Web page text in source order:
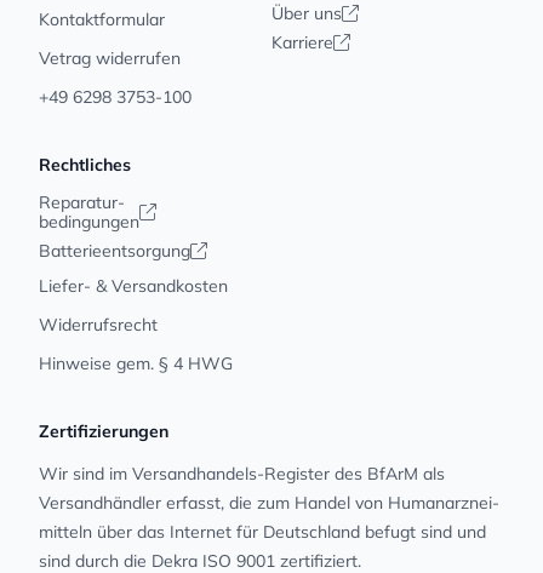
Kontaktformular
Vetrag widerrufen
+49 6298 3753-100
Über uns
Karriere
Rechtliches
Reparatur-
bedingungen
Batterieentsorgung
Liefer- & Versandkosten
Widerrufsrecht
Hinweise gem. § 4 HWG
Zertifizierungen
Wir sind im Versandhandels-Register des BfArM als
Versandhändler erfasst, die zum Handel von Human­arz­nei­
mit­teln über das Internet für Deutschland befugt sind und
sind durch die Dekra ISO 9001 zertifiziert.